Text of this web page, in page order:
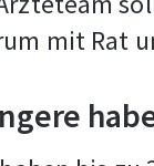
mit Rat